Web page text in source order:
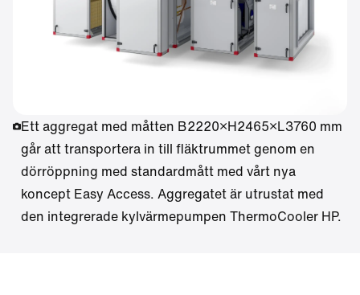
Ett aggregat med måtten B2220×H2465×L3760 mm
går att transportera in till fläktrummet genom en
dörröppning med standardmått med vårt nya
koncept Easy Access. Aggregatet är utrustat med
den integrerade kylvärmepumpen ThermoCooler HP.